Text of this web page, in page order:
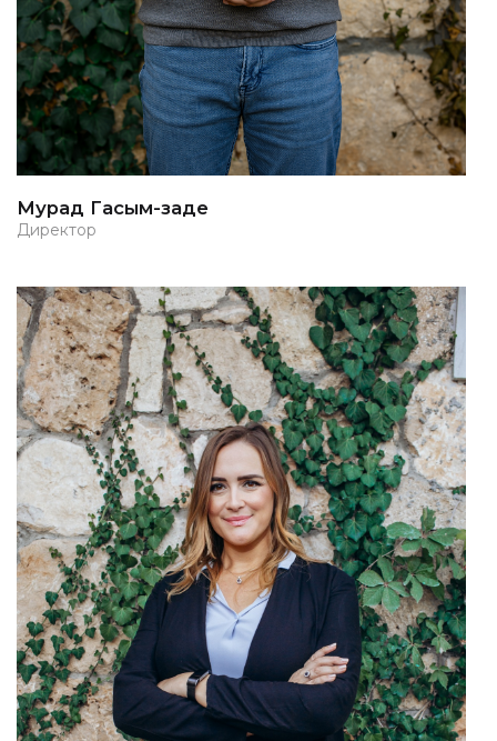
Мурад Гасым-заде
Директор